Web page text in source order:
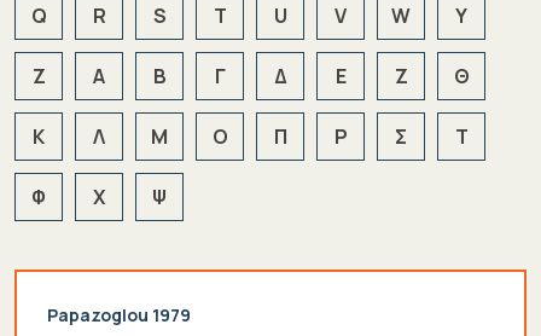
Q R S T U V W Y
Z Α Β Γ Δ Ε Ζ Θ
Κ Λ Μ Ο Π Ρ Σ Τ
Φ Χ Ψ
Papazoglou 1979